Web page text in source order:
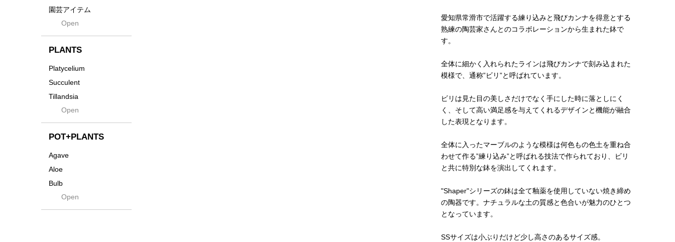
Grid
Innocence
Kodama
Native
Progress
Quartz
RAKU
園芸アイテム
土・化粧石・活力剤
インテリア・デザイン雑
その他
Open
PLANTS
Platycelium
Succulent
Tillandsia
SeedsOpen
POT+PLANTS
Agave
Aloe
Bulb
Cactus
Caudex
Open
愛知県常滑市で活躍する練り込みと飛びカンナを得意とする
熟練の陶芸家さんとのコラボレーションから生まれた鉢で
す。
全体に細かく入れられたラインは飛びカンナで刻み込まれた
模様で、通称”ビリ”と呼ばれています。
ビリは見た目の美しさだけでなく手にした時に落としにく
く、そして高い満足感を与えてくれるデザインと機能が融合
した表現となります。
全体に入ったマーブルのような模様は何色もの色土を重ね合
わせて作る”練り込み”と呼ばれる技法で作られており、ビリ
と共に特別な鉢を演出してくれます。
"Shaper"シリーズの鉢は全て釉薬を使用していない焼き締め
の陶器です。ナチュラルな土の質感と色合いが魅力のひとつ
となっています。
SSサイズは小ぶりだけど少し高さのあるサイズ感。